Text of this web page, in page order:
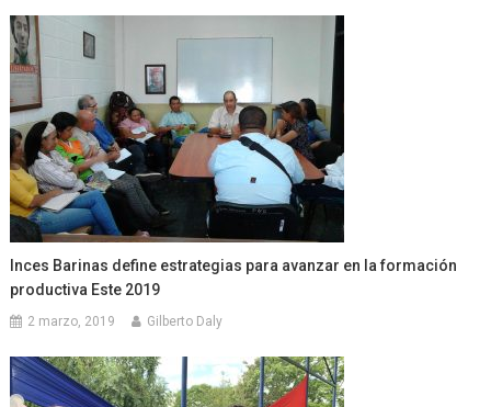
Inces Barinas define estrategias para avanzar en la formación
productiva Este 2019
2 marzo, 2019 Gilberto Daly